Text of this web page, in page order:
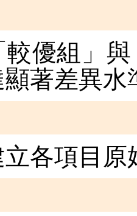
優組」
著差異水
各項目